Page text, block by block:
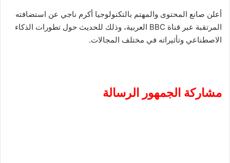
أعلن صانع المحتوى والمهتم بالتكنولوجيا أكرم ناجي عن استضافته
المرتقبة عبر قناة BBC العربية، وذلك للحديث حول تطورات الذكاء
الاصطناعي وتأثيراته في مختلف المجالات.
مشاركة الجمهور الرسالة